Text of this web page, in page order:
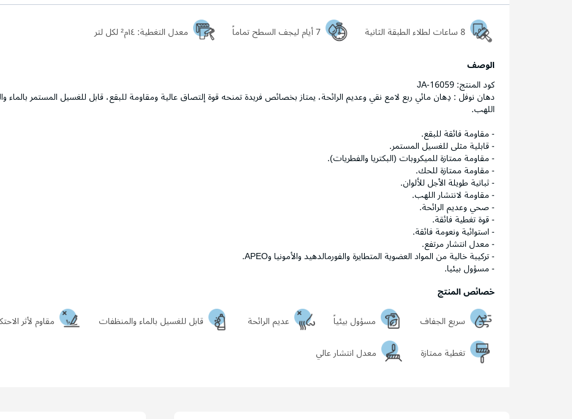
8 ساعات لطلاء الطبقة الثانية 7 أيام ليجف السطح تماماً معدل التغطية:
الوصف
كود المنتج: JA-16059
دهان نوفل : دِهان مائي ربع لامع نقي وعديم الرائحة، يمتاز بخصائص فريدة تمنحه قوة إلتصاق عالية ومقاومة للبقع، قابل للغسيل المستمر بالماء
اللهب.
- مقاومة فائقة للبقع.
- قابلية مثلى للغسيل المستمر.
- مقاومة ممتازة للميكروبات (البكتريا والفطريات).
- مقاومة ممتازة للحك.
- ثباتية طويلة الأجل للألوان.
- مقاومة لانتشار اللهب.
- صحي وعديم الرائحة.
- قوة تغطية فائقة.
- استوائية ونعومة فائقة.
- معدل انتشار مرتفع.
- تركيبة خالية من المواد العضوية المتطايرة والفورمالدهيد والأمونيا وAPEO.
- مسؤول بيئيا.
خصائص المنتج
سريع الجفاف
مسؤول بيئياً عديم الرائحة قابل للغسيل بالماء والمنظفات مقاوم لأثر
تغطية ممتازة
معدل انتشار عالي